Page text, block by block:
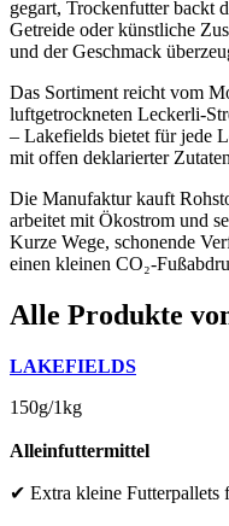
gegart, Trockenfutter backt
Getreide oder künstliche
und der Geschmack
Das Sortiment reicht vom
luftgetrockneten Leckerli-
– Lakefields bietet für jede
mit offen deklarierter
Die Manufaktur kauft
arbeitet mit Ökostrom und
Kurze Wege, schonende
einen kleinen CO₂-
Alle Produkte
LAKEFIELDS
150g/1kg
Alleinfuttermittel
✔ Extra kleine Futterpallets